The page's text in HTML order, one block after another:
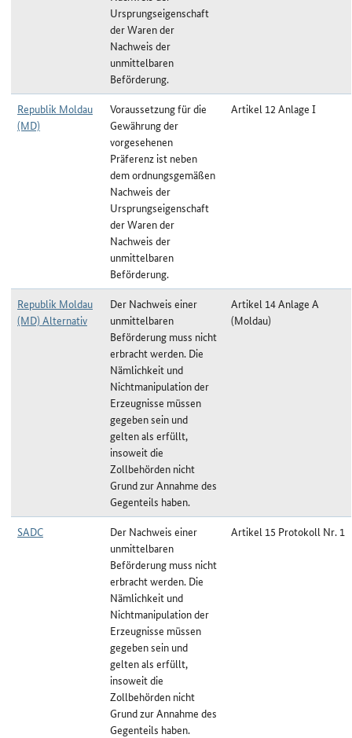
Ursprungseigenschaft
der Waren der
Nachweis der
unmittelbaren
Beförderung.
Republik Moldau
(MD)
Voraussetzung für die
Gewährung der
vorgesehenen
Präferenz ist neben
dem ordnungsgemäßen
Nachweis der
Ursprungseigenschaft
der Waren der
Nachweis der
unmittelbaren
Beförderung.
Artikel 12 Anlage I
Republik Moldau
(MD) Alternativ
Der Nachweis einer
unmittelbaren
Beförderung muss nicht
erbracht werden. Die
Nämlichkeit und
Nichtmanipulation der
Erzeugnisse müssen
gegeben sein und
gelten als erfüllt,
insoweit die
Zollbehörden nicht
Grund zur Annahme des
Gegenteils haben.
Artikel 14 Anlage A
(Moldau)
SADC
Der Nachweis einer
unmittelbaren
Beförderung muss nicht
erbracht werden. Die
Nämlichkeit und
Nichtmanipulation der
Erzeugnisse müssen
gegeben sein und
gelten als erfüllt,
insoweit die
Zollbehörden nicht
Grund zur Annahme des
Gegenteils haben.
Artikel 15 Protokoll Nr. 1